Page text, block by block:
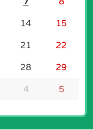
14 15
21 22
28 29
4 5